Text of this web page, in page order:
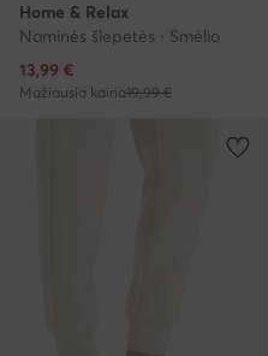
Home & Relax
Naminės šlepetės · Smėlio
Dabartinė kaina
13,99 €
Mažiausia kaina19,99 €